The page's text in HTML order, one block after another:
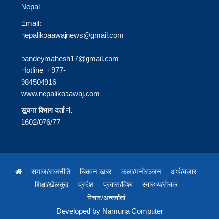
Nepal
Email:
nepalikoaawajnews@gmail.com
|
pandeymahesh17@gmail.com
Hotline: +977-
984504916
www.nepalikoaawaj.com
सूचना विभाग दर्ता नं.
1602/076/77
समाज/राजनीति चितवन खबर कला/मनोरञ्जन
अर्थ/बजार
शिक्षा/खेलकुद
प्रदेश प्रवास/विश्व
स्वास्थ्य/रोचक
विचार/अन्तर्वार्ता
Developed by Namuna Computer